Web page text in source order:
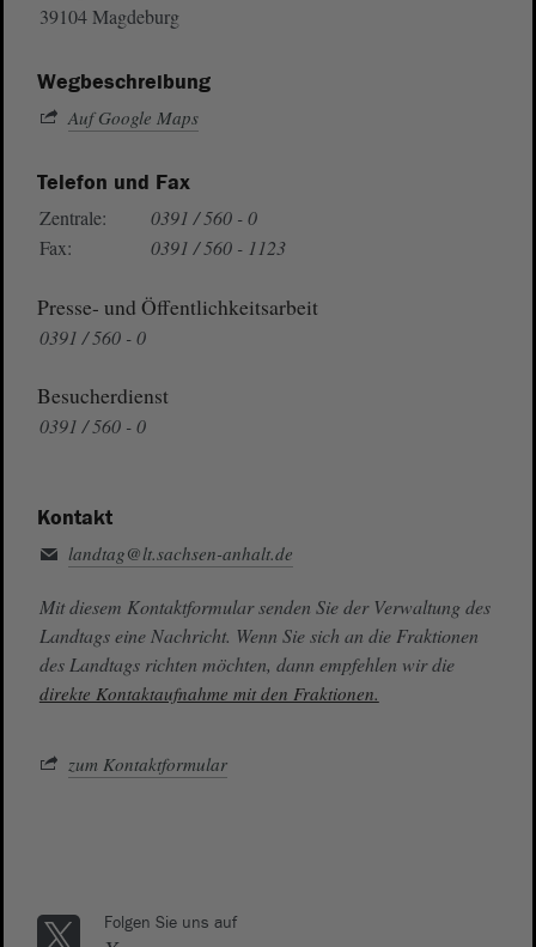
39104 Magdeburg
Wegbeschreibung
Auf Google Maps
Telefon und Fax
Zentrale:
0391 / 560 - 0
Fax:
0391 / 560 - 1123
Presse- und Öffentlichkeitsarbeit
0391 / 560 - 0
Besucherdienst
0391 / 560 - 0
Kontakt
landtag@lt.sachsen-anhalt.de
Mit diesem Kontaktformular senden Sie der Verwaltung des
Landtags eine Nachricht. Wenn Sie sich an die Fraktionen
des Landtags richten möchten, dann empfehlen wir die
direkte Kontaktaufnahme mit den Fraktionen.
zum Kontaktformular
Folgen Sie uns auf